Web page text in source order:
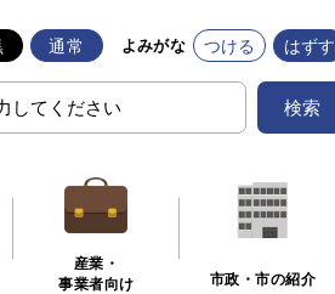
通常 よみがな つける はずす
検索
産業・
事業者向け
市政・市の紹介